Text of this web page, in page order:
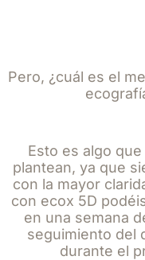
Pero, ¿cuál es el
Esto es algo
plantean, ya que
con la mayor
con ecox 5D
en una semana
seguimiento del
durante el